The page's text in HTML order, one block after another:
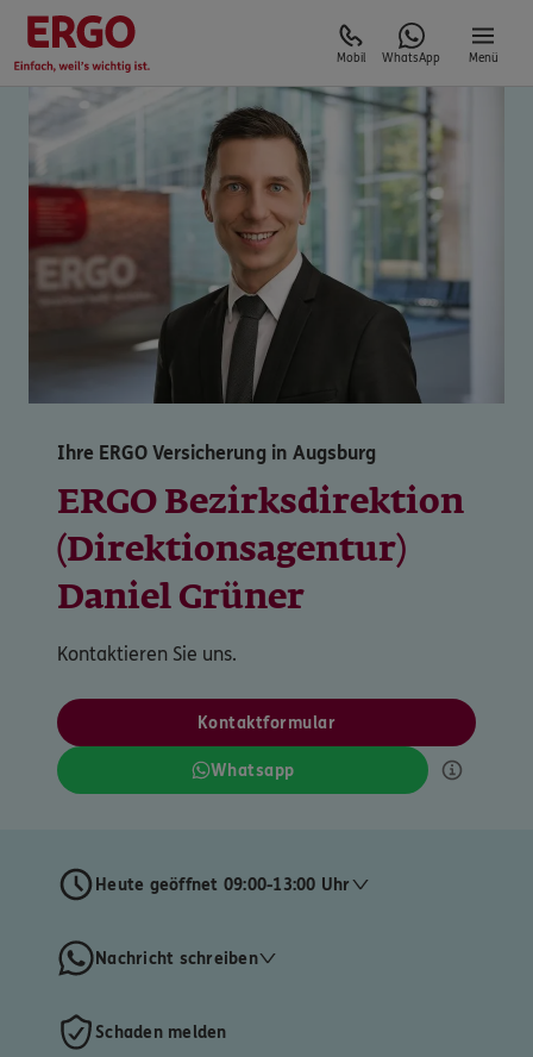
Mobil WhatsApp Menü
Ihre ERGO Versicherung in Augsburg
ERGO Bezirksdirektion
(Direktionsagentur)
Daniel Grüner
Kontaktieren Sie uns.
Kontaktformular
Whatsapp
Heute geöffnet 09:00-13:00 Uhr
Nachricht schreiben
Schaden melden